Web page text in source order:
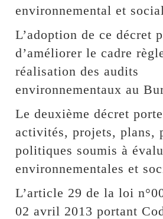
environnemental et
L’adoption de ce décret
d’améliorer le cadre
réalisation des audits
environnementaux au
Le deuxième décret
activités, projets, plans,
politiques soumis à
environnementales et
L’article 29 de la loi
02 avril 2013 portant